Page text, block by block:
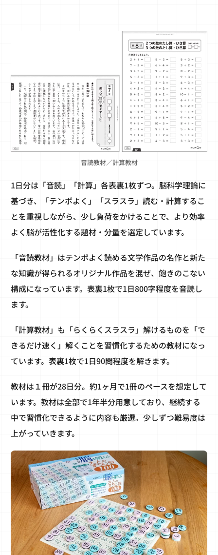
音読教材／計算教材
1日分は「音読」「計算」各表裏1枚ずつ。脳科学理論に
基づき、「テンポよく」「スラスラ」読む・計算するこ
とを重視しながら、少し負荷をかけることで、より効率
よく脳が活性化する題材・分量を選定しています。
「音読教材」はテンポよく読める文学作品の名作と新た
な知識が得られるオリジナル作品を混ぜ、飽きのこない
構成になっています。表裏1枚で1日800字程度を音読し
ます。
「計算教材」も「らくらくスラスラ」解けるものを「で
きるだけ速く」解くことを習慣化するための教材になっ
ています。表裏1枚で1日90問程度を解きます。
教材は１冊が28日分。約1ヶ月で1冊のペースを想定して
います。教材は全部で1年半分用意しており、継続する
中で習慣化できるように内容も厳選。少しずつ難易度は
上がっていきます。